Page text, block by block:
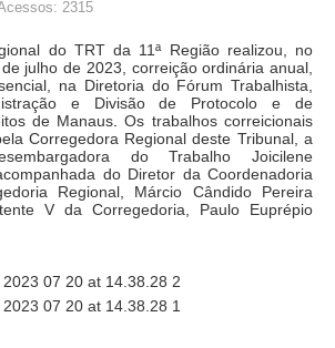
Jurisprudência
qualificados
Coletivas
2315
do TRT da 11ª Região realizou, no
julho de 2023, correição ordinária anual,
na Diretoria do Fórum Trabalhista,
e Divisão de Protocolo e de
de Manaus
Os trabalhos correicionais
Corregedora Regional deste Tribunal, a
do Trabalho Joicilene
do Diretor da Coordenadoria
Regional, Márcio Cândido Pereira
V da Corregedoria, Paulo Euprépio